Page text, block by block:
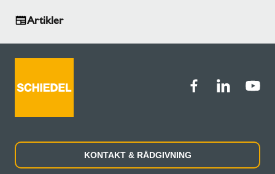
Artikler
KONTAKT & RÅDGIVNING